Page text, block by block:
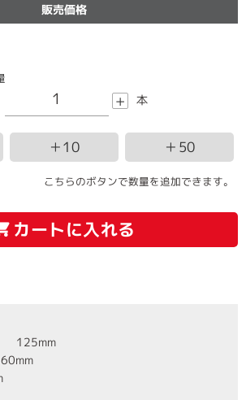
販売価格
+ 本
＋10 ＋50
こちらのボタンで数量を追加できます。
カートに入れる
125mm